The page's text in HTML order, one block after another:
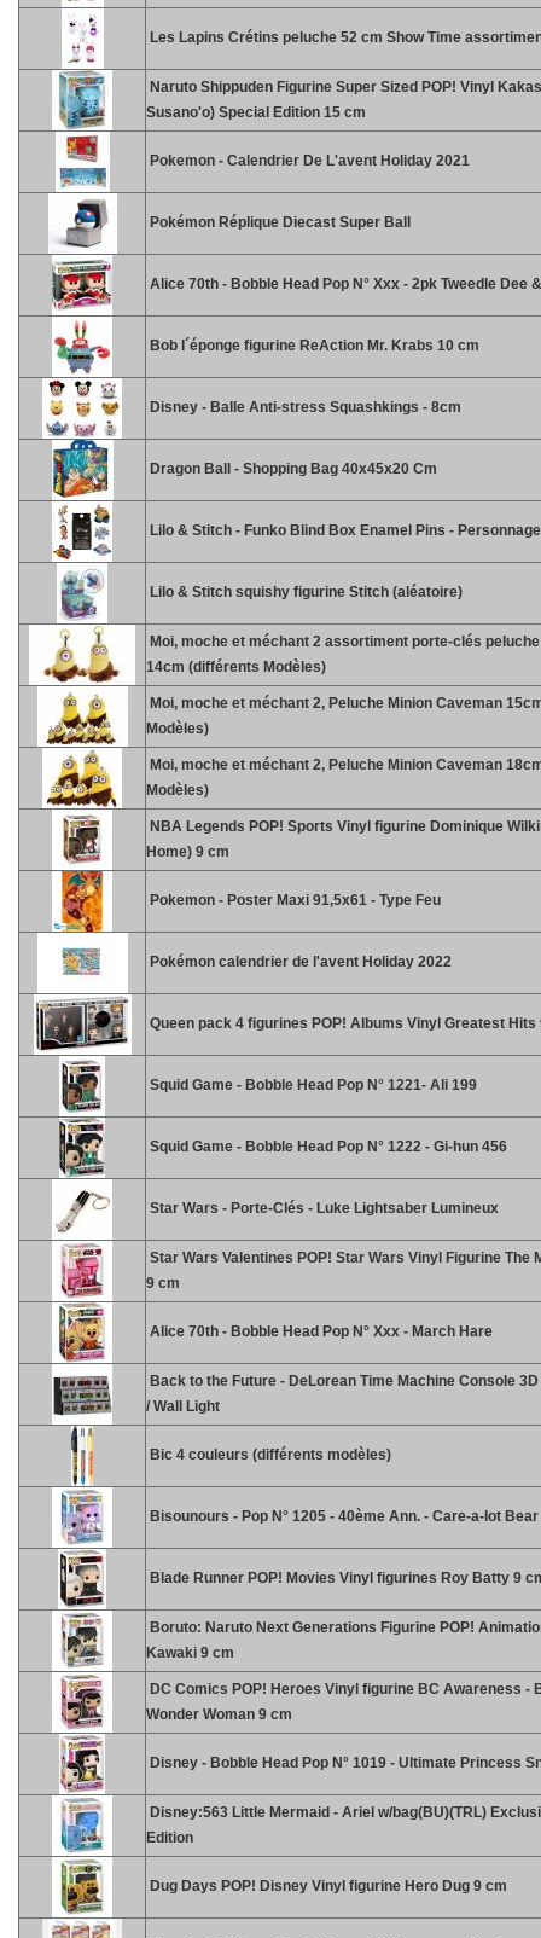
Les Lapins Crétins peluche 52 cm Show Time
Naruto Shippuden Figurine Super Sized POP! Vinyl
Susano'o) Special Edition 15 cm
Pokemon - Calendrier De L'avent Holiday 2021
Pokémon Réplique Diecast Super Ball
Alice 70th - Bobble Head Pop N° Xxx - 2pk Tweedle Dee
Bob l´éponge figurine ReAction Mr. Krabs 10 cm
Disney - Balle Anti-stress Squashkings - 8cm
Dragon Ball - Shopping Bag 40x45x20 Cm
Lilo & Stitch - Funko Blind Box Enamel Pins -
Lilo & Stitch squishy figurine Stitch (aléatoire)
Moi, moche et méchant 2 assortiment porte-clés
14cm (différents Modèles)
Moi, moche et méchant 2, Peluche Minion Caveman
Modèles)
Moi, moche et méchant 2, Peluche Minion Caveman
Modèles)
NBA Legends POP! Sports Vinyl figurine Dominique
Home) 9 cm
Pokemon - Poster Maxi 91,5x61 - Type Feu
Pokémon calendrier de l'avent Holiday 2022
Queen pack 4 figurines POP! Albums Vinyl Greatest Hits
Squid Game - Bobble Head Pop N° 1221- Ali 199
Squid Game - Bobble Head Pop N° 1222 - Gi-hun 456
Star Wars - Porte-Clés - Luke Lightsaber Lumineux
Star Wars Valentines POP! Star Wars Vinyl Figurine The
9 cm
Alice 70th - Bobble Head Pop N° Xxx - March Hare
Back to the Future - DeLorean Time Machine Console
/ Wall Light
Bic 4 couleurs (différents modèles)
Bisounours - Pop N° 1205 - 40ème Ann. - Care-a-lot Bear
Blade Runner POP! Movies Vinyl figurines Roy Batty 9
Boruto: Naruto Next Generations Figurine POP!
Kawaki 9 cm
DC Comics POP! Heroes Vinyl figurine BC Awareness -
Wonder Woman 9 cm
Disney - Bobble Head Pop N° 1019 - Ultimate Princess
Disney:563 Little Mermaid - Ariel w/bag(BU)(TRL)
Edition
Dug Days POP! Disney Vinyl figurine Hero Dug 9 cm